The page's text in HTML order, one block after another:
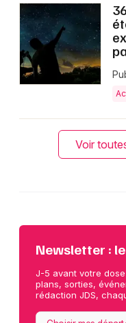
Voir
Newsletter :
J-5 avant votre
plans, sorties,
rédaction JDS,